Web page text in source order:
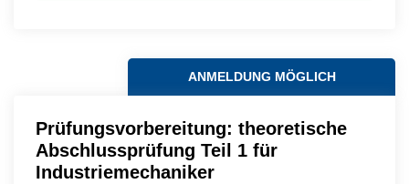
ANMELDUNG MÖGLICH
Prüfungsvorbereitung: theoretische
Abschlussprüfung Teil 1 für
Industriemechaniker